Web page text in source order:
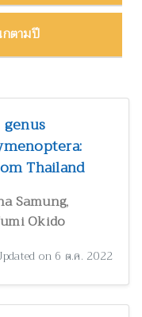
Thailand
Samung,
Okido
on 6 ต.ค. 2022
30
17
24
41
8
1
12
8
Natural History Journal of Chulalongkorn University
Blumea: Journal of Plant Taxonomy and Plant Geography
6
130
กตามปี